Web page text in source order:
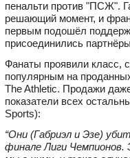
пенальти против "ПСЖ".
решающий момент, и
первым подошёл
присоединились
Фанаты проявили класс,
популярным на
The Athletic. Продажи
показатели всех
Sports):
“Они (Габриэл и Эзе)
финале Лиги